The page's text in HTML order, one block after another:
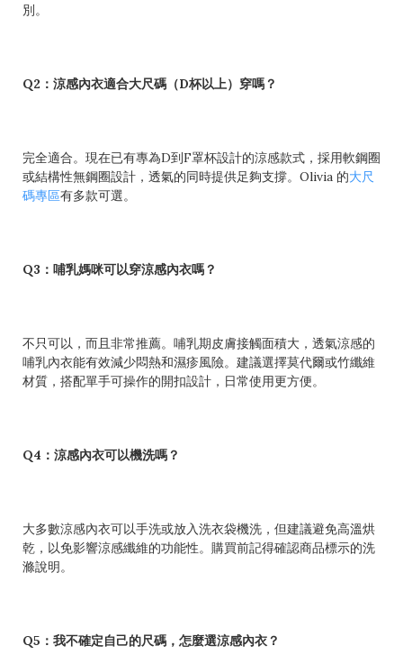
別。
Q2：涼感內衣適合大尺碼（D杯以上）穿嗎？
完全適合。現在已有專為D到F罩杯設計的涼感款式，採用軟鋼圈
或結構性無鋼圈設計，透氣的同時提供足夠支撐。Olivia 的大尺
碼專區有多款可選。
Q3：哺乳媽咪可以穿涼感內衣嗎？
不只可以，而且非常推薦。哺乳期皮膚接觸面積大，透氣涼感的
哺乳內衣能有效減少悶熱和濕疹風險。建議選擇莫代爾或竹纖維
材質，搭配單手可操作的開扣設計，日常使用更方便。
Q4：涼感內衣可以機洗嗎？
大多數涼感內衣可以手洗或放入洗衣袋機洗，但建議避免高溫烘
乾，以免影響涼感纖維的功能性。購買前記得確認商品標示的洗
滌說明。
Q5：我不確定自己的尺碼，怎麼選涼感內衣？